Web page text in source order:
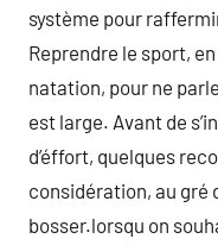
système pour
Reprendre le sport,
natation, pour ne
est large. Avant de
d’éffort, quelques
considération, au gré
bosser.lorsqu on